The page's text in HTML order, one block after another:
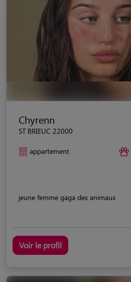
Chyrenn
ST BRIEUC 22000
appartement
jeune femme gaga des animaux
Voir le profil